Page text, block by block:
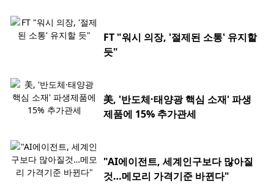
FT "워시 의장, '절제된 소통' 유지할
듯"
美, '반도체·태양광 핵심 소재' 파생
제품에 15% 추가관세
"AI에이전트, 세계인구보다 많아질
것…메모리 가격기준 바뀐다"